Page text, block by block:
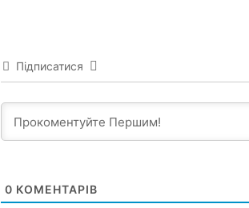
Підписатися
0 КОМЕНТАРІВ